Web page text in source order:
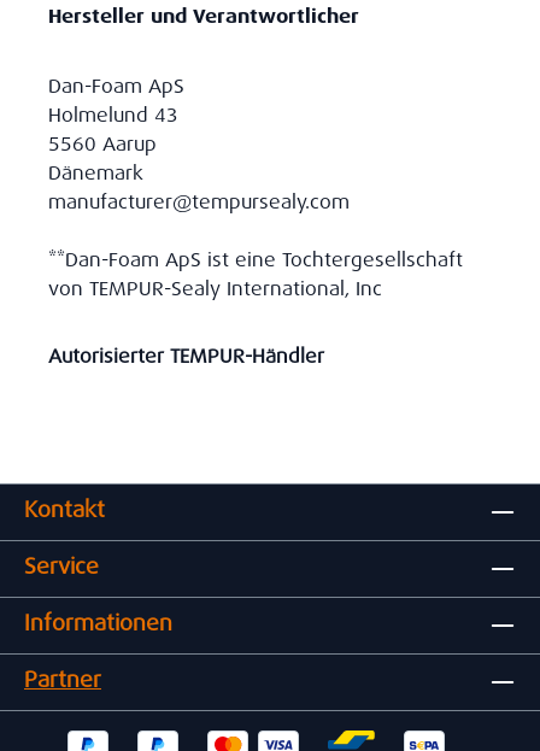
Hersteller und Verantwortlicher
Dan-Foam ApS
Holmelund 43
5560 Aarup
Dänemark
manufacturer@tempursealy.com
**Dan-Foam ApS ist eine Tochtergesellschaft
von TEMPUR-Sealy International, Inc
Autorisierter TEMPUR-Händler
Kontakt
Service
Informationen
Partner